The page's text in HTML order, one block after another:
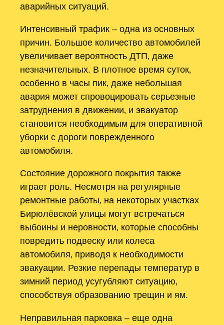
аварийных ситуаций.
Интенсивный трафик – одна из основных
причин. Большое количество автомобилей
увеличивает вероятность ДТП‚ даже
незначительных. В плотное время суток‚
особенно в часы пик‚ даже небольшая
авария может спровоцировать серьезные
затруднения в движении‚ и эвакуатор
становится необходимым для оперативной
уборки с дороги поврежденного
автомобиля.
Состояние дорожного покрытия также
играет роль. Несмотря на регулярные
ремонтные работы‚ на некоторых участках
Бирюлёвской улицы могут встречаться
выбоины и неровности‚ которые способны
повредить подвеску или колеса
автомобиля‚ приводя к необходимости
эвакуации. Резкие перепады температур в
зимний период усугубляют ситуацию‚
способствуя образованию трещин и ям.
Неправильная парковка – еще одна